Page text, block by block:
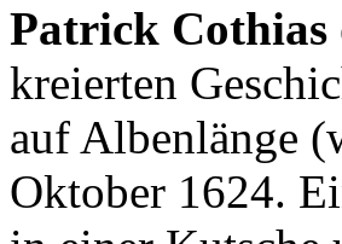
Patrick Cothias
kreierten
auf Albenlänge
Oktober 1624.